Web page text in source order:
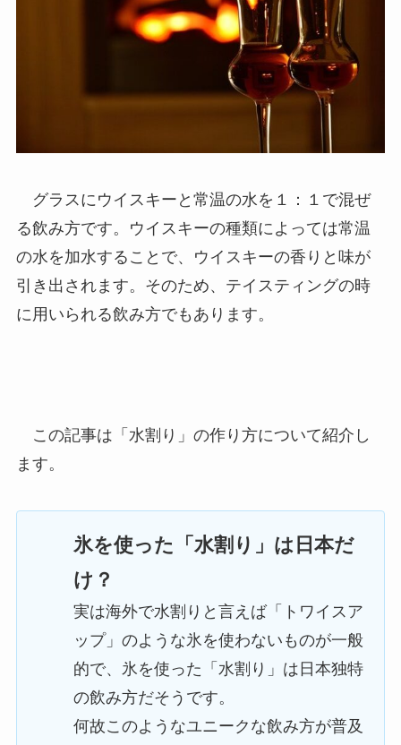
グラスにウイスキーと常温の水を１：１で混ぜ
る飲み方です。ウイスキーの種類によっては常温
の水を加水することで、ウイスキーの香りと味が
引き出されます。そのため、テイスティングの時
に用いられる飲み方でもあります。
この記事は「水割り」の作り方について紹介し
ます。
氷を使った「水割り」は日本だ
け？
実は海外で水割りと言えば「トワイスア
ップ」のような氷を使わないものが一般
的で、氷を使った「水割り」は日本独特
の飲み方だそうです。
何故このようなユニークな飲み方が普及